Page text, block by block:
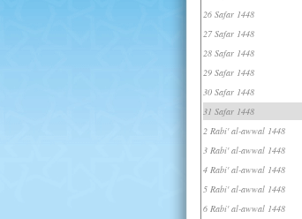
26 Safar 1448
27 Safar 1448
28 Safar 1448
29 Safar 1448
30 Safar 1448
31 Safar 1448
2 Rabi' al-awwal 1448
3 Rabi' al-awwal 1448
4 Rabi' al-awwal 1448
5 Rabi' al-awwal 1448
6 Rabi' al-awwal 1448